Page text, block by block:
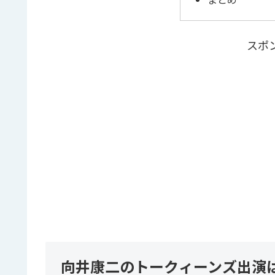
スポ
向井康二のトークィーンズ出演